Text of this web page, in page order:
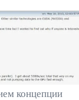
концепции